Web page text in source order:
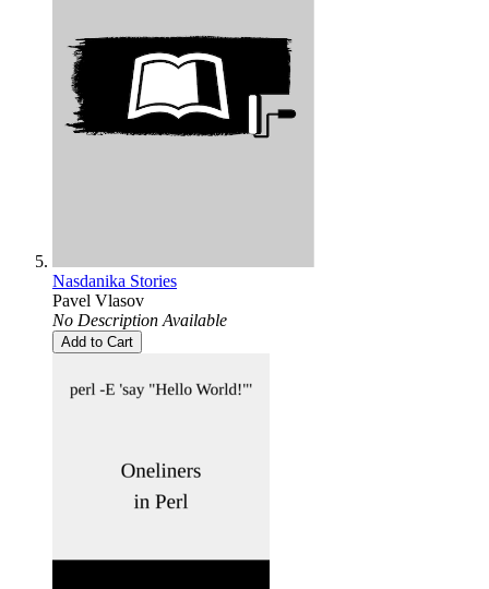
Nasdanika Stories
Pavel Vlasov
No Description Available
Add to Cart